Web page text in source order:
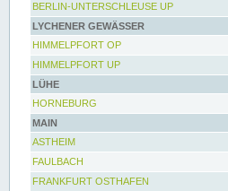
BERLIN-UNTERSCHLEUSE UP
LYCHENER GEWÄSSER
HIMMELPFORT OP
HIMMELPFORT UP
LÜHE
HORNEBURG
MAIN
ASTHEIM
FAULBACH
FRANKFURT OSTHAFEN